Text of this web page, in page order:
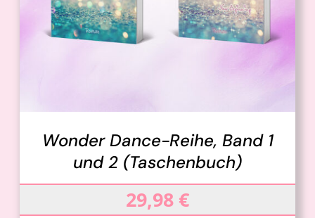
Wonder Dance-Reihe, Band 1
und 2 (Taschenbuch)
29,98 €